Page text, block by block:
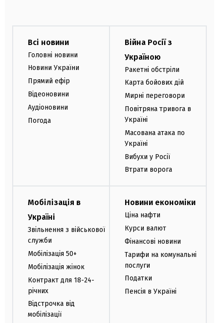
Всі новини
Головні новини
Новини України
Прямий ефір
Відеоновини
Аудіоновини
Погода
Війна Росії з
Україною
Ракетні обстріли
Карта бойових дій
Мирні переговори
Повітряна тривога в
Україні
Масована атака по
Україні
Вибухи у Росії
Втрати ворога
Мобілізація в
Україні
Звільнення з військової
служби
Мобілізація 50+
Мобілізація жінок
Контракт для 18-24-
річних
Відстрочка від
мобілізації
Новини економіки
Ціна нафти
Курси валют
Фінансові новини
Тарифи на комунальні
послуги
Податки
Пенсія в Україні